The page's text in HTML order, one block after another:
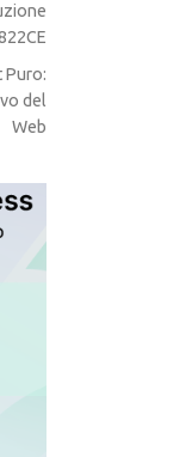
Puro:
del
Web